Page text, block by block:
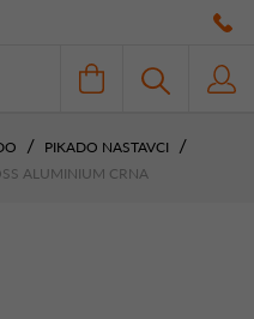
PIKADO NASTAVCI
ALUMINIUM CRNA